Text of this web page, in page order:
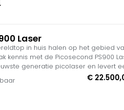
Laser
in huis halen op het gebied
kennis met de Picosecond PS900
generatie picolaser en levert
van maar liefst 1.33 GW
picoseconden en het revolutionaire
vergruisd zonder
€